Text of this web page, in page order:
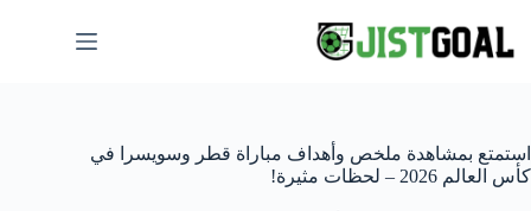
المحتوى
استمتع بمشاهدة ملخص وأهداف مباراة قطر وسويسرا في
كأس العالم 2026 – لحظات مثيرة!